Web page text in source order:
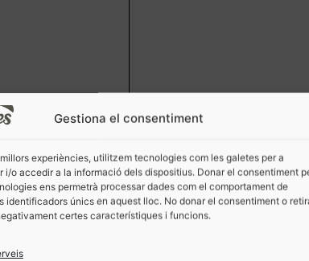
Gestiona el consentiment
experiències, utilitzem tecnologies com les galetes per a
i/o accedir a la informació dels dispositius. Donar el consentiment
ens permetrà processar dades com el comportament de
identificadors únics en aquest lloc. No donar el consentiment o
certes característiques i funcions.